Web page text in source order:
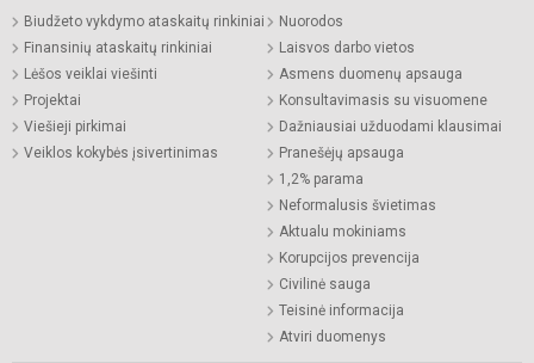
Biudžeto vykdymo ataskaitų rinkiniai
Finansinių ataskaitų rinkiniai
Lėšos veiklai viešinti
Projektai
Viešieji pirkimai
Veiklos kokybės įsivertinimas
Nuorodos
Laisvos darbo vietos
Asmens duomenų apsauga
Konsultavimasis su visuomene
Dažniausiai užduodami klausimai
Pranešėjų apsauga
1,2% parama
Neformalusis švietimas
Aktualu mokiniams
Korupcijos prevencija
Civilinė sauga
Teisinė informacija
Atviri duomenys